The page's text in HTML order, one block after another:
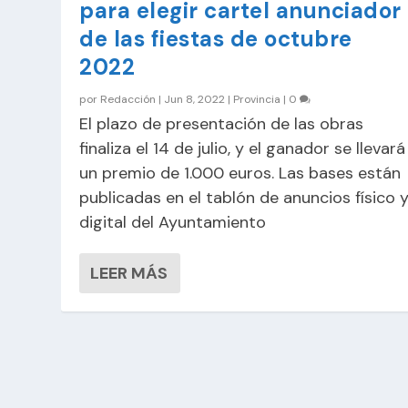
para elegir cartel anunciador
de las fiestas de octubre
2022
por Redacción | Jun 8, 2022 | Provincia | 0
El plazo de presentación de las obras
finaliza el 14 de julio, y el ganador se llevará
un premio de 1.000 euros. Las bases están
publicadas en el tablón de anuncios físico
digital del Ayuntamiento
LEER MÁS